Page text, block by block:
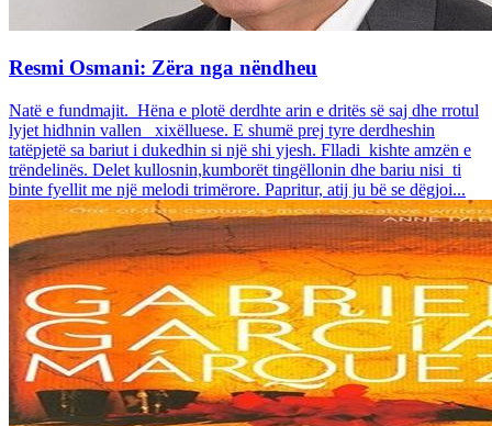
Resmi Osmani: Zëra nga nëndheu
Natë e fundmajit. Hëna e plotë derdhte arin e dritës së saj dhe rrotul
lyjet hidhnin vallen xixëlluese. E shumë prej tyre derdheshin
tatëpjetë sa bariut i dukedhin si një shi yjesh. Flladi kishte amzën e
trëndelinës. Delet kullosnin,kumborët tingëllonin dhe bariu nisi ti
binte fyellit me një melodi trimërore. Papritur, atij ju bë se dëgjoi...